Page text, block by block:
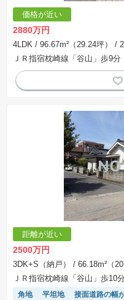
価格が近い
2880万円
4LDK / 96.67m²（29.24坪）
/
ＪＲ指宿枕崎線「谷山」歩9分
距離が近い
2500万円
3DK+S（納戸） / 66.18m²（
ＪＲ指宿枕崎線「谷山」歩10分
角地 平坦地 接面道路の幅